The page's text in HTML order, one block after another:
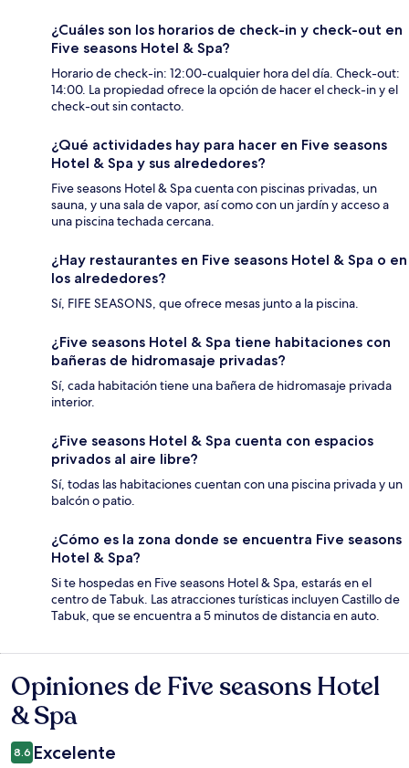
¿Cuáles son los horarios de check-in y check-out en
Five seasons Hotel & Spa?
Horario de check-in: 12:00-cualquier hora del día. Check-out:
14:00. La propiedad ofrece la opción de hacer el check-in y el
check-out sin contacto.
¿Qué actividades hay para hacer en Five seasons
Hotel & Spa y sus alrededores?
Five seasons Hotel & Spa cuenta con piscinas privadas, un
sauna, y una sala de vapor, así como con un jardín y acceso a
una piscina techada cercana.
¿Hay restaurantes en Five seasons Hotel & Spa o en
los alrededores?
Sí, FIFE SEASONS, que ofrece mesas junto a la piscina.
¿Five seasons Hotel & Spa tiene habitaciones con
bañeras de hidromasaje privadas?
Sí, cada habitación tiene una bañera de hidromasaje privada
interior.
¿Five seasons Hotel & Spa cuenta con espacios
privados al aire libre?
Sí, todas las habitaciones cuentan con una piscina privada y un
balcón o patio.
¿Cómo es la zona donde se encuentra Five seasons
Hotel & Spa?
Si te hospedas en Five seasons Hotel & Spa, estarás en el
centro de Tabuk. Las atracciones turísticas incluyen Castillo de
Tabuk, que se encuentra a 5 minutos de distancia en auto.
Opiniones
Opiniones de Five seasons Hotel
& Spa
8.6 Excelente